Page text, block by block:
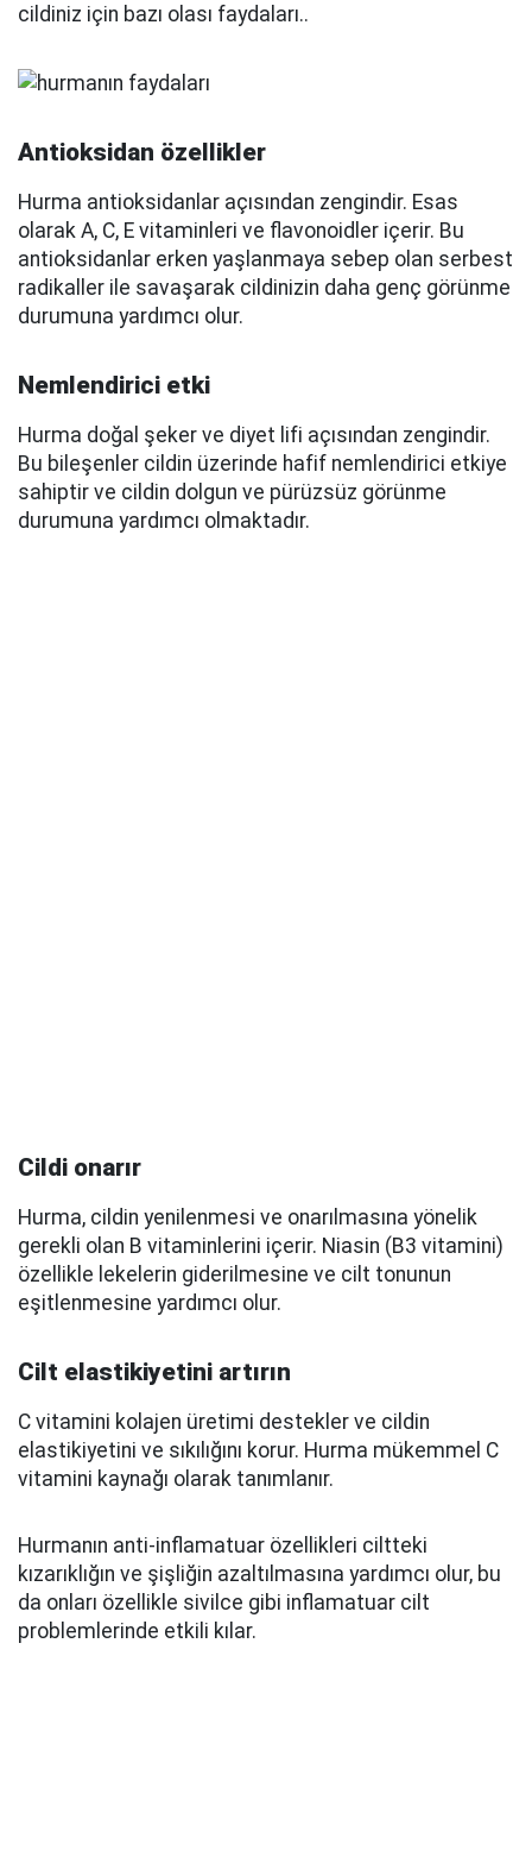
cildiniz için bazı olası faydaları..
Antioksidan özellikler
Hurma antioksidanlar açısından zengindir. Esas
olarak A, C, E vitaminleri ve flavonoidler içerir. Bu
antioksidanlar erken yaşlanmaya sebep olan serbest
radikaller ile savaşarak cildinizin daha genç görünme
durumuna yardımcı olur.
Nemlendirici etki
Hurma doğal şeker ve diyet lifi açısından zengindir.
Bu bileşenler cildin üzerinde hafif nemlendirici etkiye
sahiptir ve cildin dolgun ve pürüzsüz görünme
durumuna yardımcı olmaktadır.
Cildi onarır
Hurma, cildin yenilenmesi ve onarılmasına yönelik
gerekli olan B vitaminlerini içerir. Niasin (B3 vitamini)
özellikle lekelerin giderilmesine ve cilt tonunun
eşitlenmesine yardımcı olur.
Cilt elastikiyetini artırın
C vitamini kolajen üretimi destekler ve cildin
elastikiyetini ve sıkılığını korur. Hurma mükemmel C
vitamini kaynağı olarak tanımlanır.
Hurmanın anti-inflamatuar özellikleri ciltteki
kızarıklığın ve şişliğin azaltılmasına yardımcı olur, bu
da onları özellikle sivilce gibi inflamatuar cilt
problemlerinde etkili kılar.